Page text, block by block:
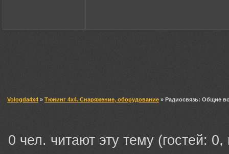
Vologda4x4 » Тюнинг 4х4. Снаряжение, оборудование » Радиосвязь: Общие
0 чел. читают эту тему (гостей: